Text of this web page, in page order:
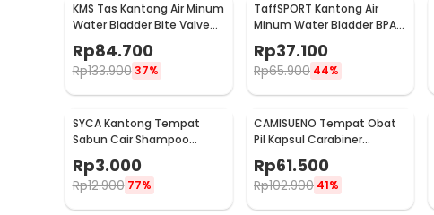
KMS Tas Kantong Air Minum
Water Bladder Bite Valve
Hydration Bag 3L - BL018
Rp84.700
Rp133.900 37%
TaffSPORT Kantong Air
Minum Water Bladder BPA
Free Hydration Bag 3L - Y8
Rp37.100
Rp65.900 44%
SYCA Kantong Tempat
Sabun Cair Shampoo
Travel Reusable Pouch
50ml - Z21
Rp3.000
Rp12.900 77%
CAMISUENO Tempat Obat
Pil Kapsul Carabiner
Stainless Steel Waterproof
73mm - CM1
Rp61.500
Rp102.900 41%